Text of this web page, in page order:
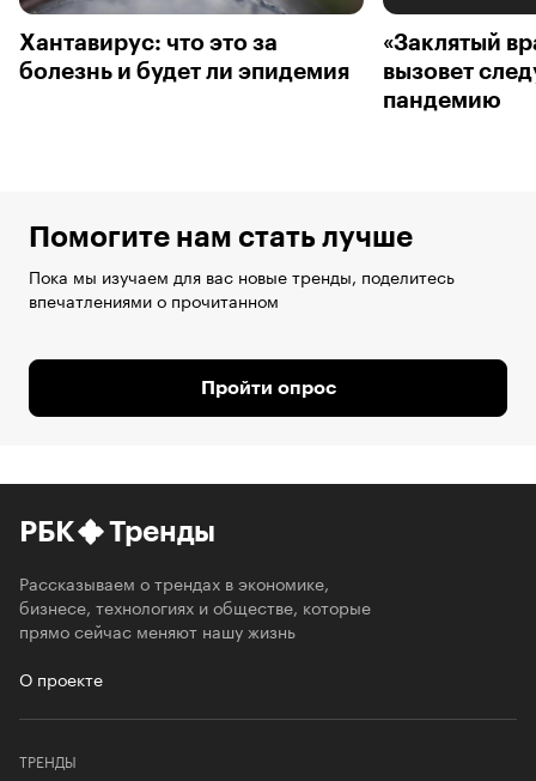
Хантавирус: что это за
болезнь и будет ли эпидемия
«Заклятый
вызовет
пандемию
Помогите нам стать лучше
Пока мы изучаем для вас новые тренды, поделитесь
впечатлениями о прочитанном
Пройти опрос
РБК Тренды
Рассказываем о трендах в экономике,
бизнесе, технологиях и обществе, которые
прямо сейчас меняют нашу жизнь
О проекте
ТРЕНДЫ